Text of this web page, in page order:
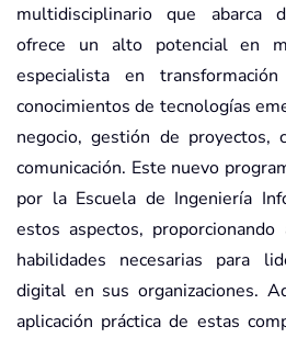
multidisciplinario que abarca
ofrece un alto potencial en
especialista en
conocimientos de tecnologías
negocio, gestión de proyectos,
comunicación. Este nuevo
por la Escuela de Ingeniería
estos aspectos,
habilidades necesarias para
digital en sus organizaciones.
aplicación práctica de estas